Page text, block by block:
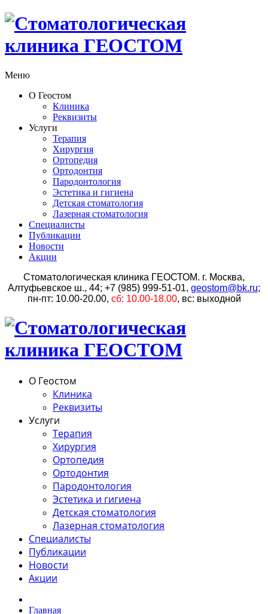
Меню
О Геостом
Клиника
Реквизиты
Услуги
Терапия
Хирургия
Ортопедия
Ортодонтия
Пародонтология
Эстетика и гигиена
Детская стоматология
Лазерная стоматология
Специалисты
Публикации
Новости
Акции
Стоматологическая клиника ГЕОСТОМ. г. Москва,
Алтуфьевское ш., 44; +7 (985) 999-51-01,
;
пн-пт: 10.00-20.00, сб: 10.00-18.00, вс: выходной
О Геостом
Клиника
Реквизиты
Услуги
Терапия
Хирургия
Ортопедия
Ортодонтия
Пародонтология
Эстетика и гигиена
Детская стоматология
Лазерная стоматология
Специалисты
Публикации
Новости
Акции
Главная